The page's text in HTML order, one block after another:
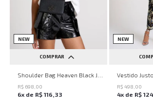
NEW
COMPRAR
UN
R$ 698 00
6x de R$ 116 33
NEW
PP P
R$ 498 00
4x de R$ 124